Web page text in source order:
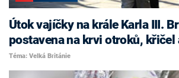
Útok vajíčky na krále Karla III.
postavena na krvi otroků,
Téma: Velká Británie